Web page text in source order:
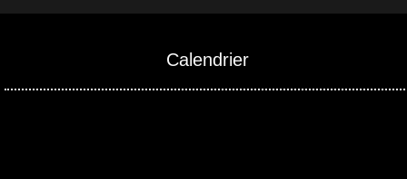
Calendrier